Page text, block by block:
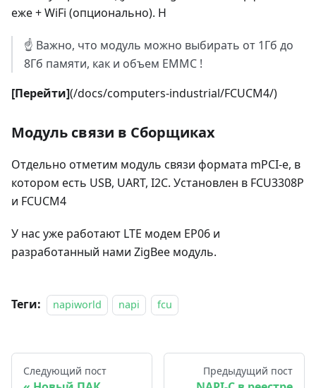
еже + WiFi (опционально). Н
☝ Важно, что модуль можно выбирать от 1Гб до
8Гб памяти, как и объем EMMC !
[Перейти](/docs/computers-industrial/FCUCM4/)
Модуль связи в Сборщиках
Отдельно отметим модуль связи формата mPCI-e, в
котором есть USB, UART, I2C. Установлен в FCU3308P
и FCUCM4
У нас уже работают LTE модем EP06 и
разработанный нами ZigBee модуль.
Теги: napiworld napi fcu
Следующий пост Предыдущий пост